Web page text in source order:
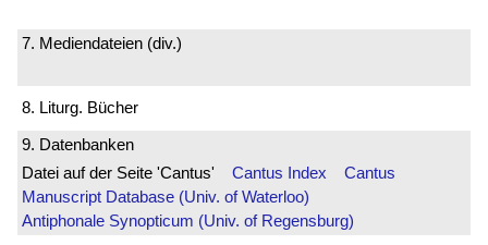
7. Mediendateien (div.)
8. Liturg. Bücher
9. Datenbanken
Datei auf der Seite 'Cantus' Cantus Index
Cantus
Manuscript Database (Univ. of Waterloo)
Antiphonale Synopticum (Univ. of Regensburg)